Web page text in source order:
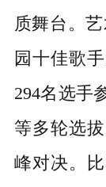
质舞台。
园十佳歌
294名选手
等多轮选
峰对决。